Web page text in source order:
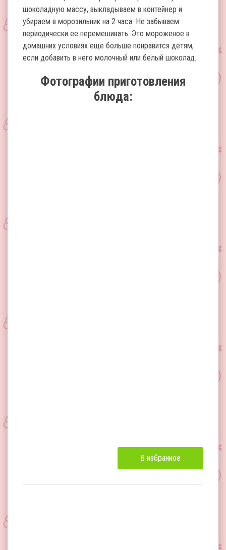
шоколадную массу, выкладываем в контейнер и
убираем в морозильник на 2 часа. Не забываем
периодически ее перемешивать. Это мороженое в
домашних условиях еще больше понравится детям,
если добавить в него молочный или белый шоколад.
Фотографии приготовления
блюда:
В избранное